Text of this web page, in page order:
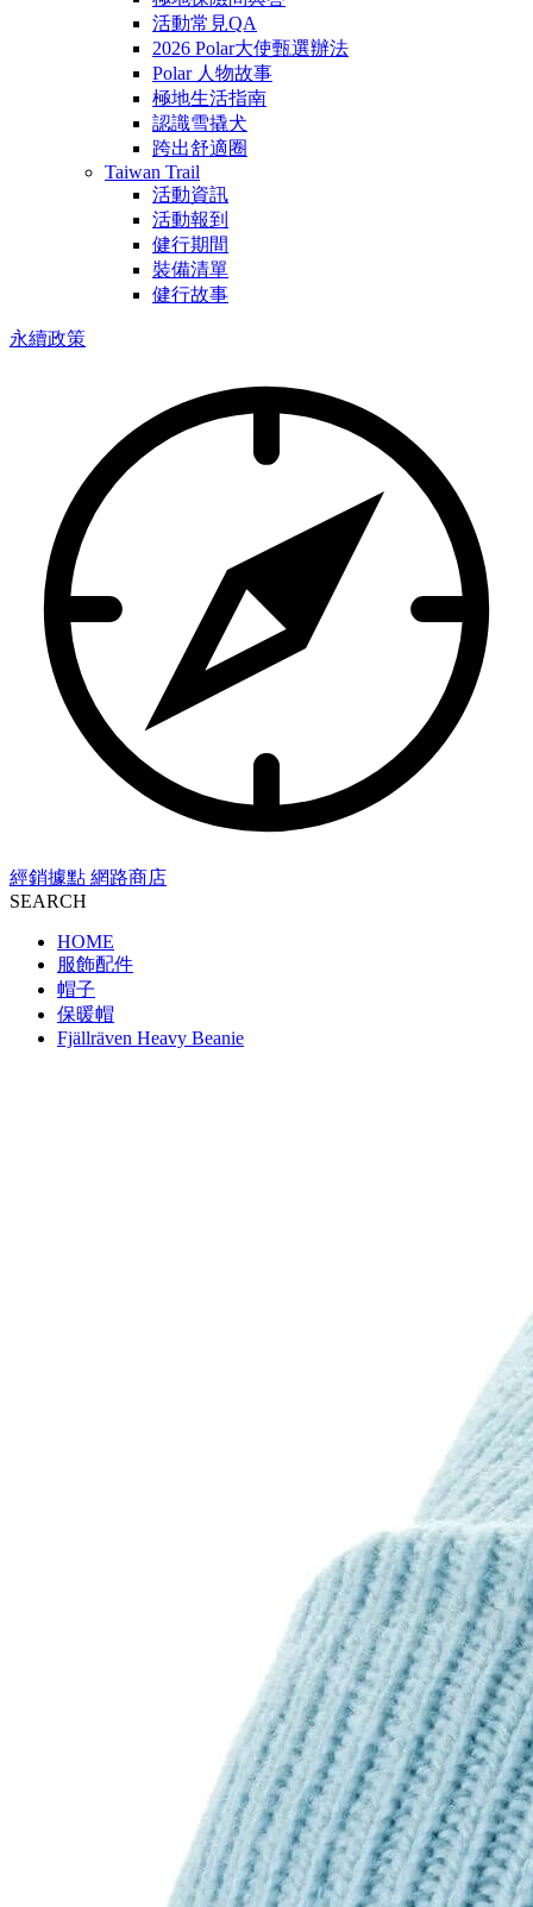
活動常見QA
2026 Polar大使甄選辦法
Polar 人物故事
極地生活指南
認識雪撬犬
跨出舒適圈
Taiwan Trail
活動資訊
活動報到
健行期間
裝備清單
健行故事
永續政策
經銷據點 網路商店
SEARCH
HOME
服飾配件
帽子
保暖帽
Fjällräven Heavy Beanie